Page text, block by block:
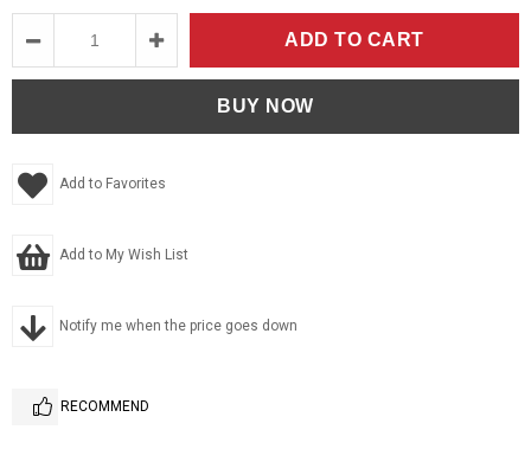
Add to Favorites
Add to My Wish List
Notify me when the price goes down
RECOMMEND